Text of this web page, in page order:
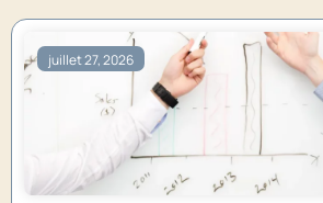
juillet 27, 2026